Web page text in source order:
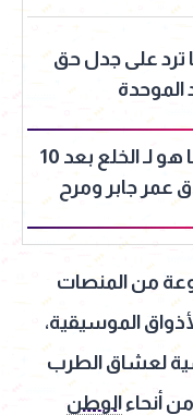
ترد على جدل حق
الموحدة
من كله قالي اشمعنا هو لـ الخلع بعد 10
عمر جابر ومرح
من المنصات
الموسيقية،
لعشاق الطرب
من أنحاء الوطن